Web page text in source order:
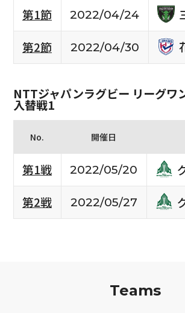
第1節 2022/04/24
第2節
2022/04/30
NTTジャパンラグビー リーグワ
入替戦1
No. 開催日
第1戦 2022/05/20
第2戦
2022/05/27
Teams